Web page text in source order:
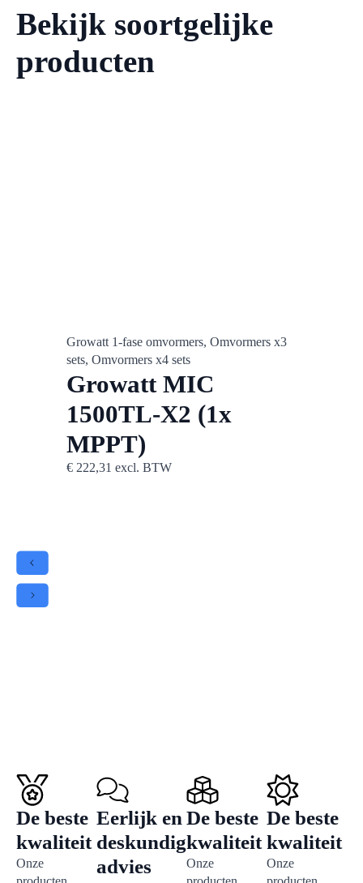
Bekijk soortgelijke
producten
Growatt 1-fase omvormers, Omvormers x3
sets, Omvormers x4 sets
Growatt MIC
1500TL-X2 (1x
MPPT)
€ 222,31 excl. BTW
De beste
kwaliteit
Onze
Eerlijk en
deskundig
advies
De beste
kwaliteit
Onze
De beste
kwaliteit
Onze